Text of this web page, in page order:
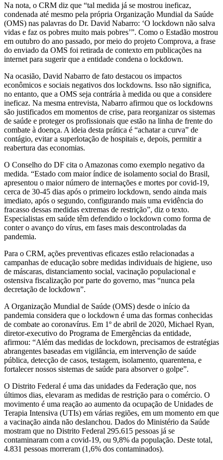
Na nota, o CRM diz que “tal medida já se mostrou ineficaz,
condenada até mesmo pela própria Organização Mundial da Saúde
(OMS) nas palavras do Dr. David Nabarro: ‘O lockdown não salva
vidas e faz os pobres muito mais pobres’”. Como o Estadão mostrou
em outubro do ano passado, por meio do projeto Comprova, a frase
do enviado da OMS foi retirada de contexto em publicações na
internet para sugerir que a entidade condena o lockdown.
Na ocasião, David Nabarro de fato destacou os impactos
econômicos e sociais negativos dos lockdowns. Isso não significa,
no entanto, que a OMS seja contrária à medida ou que a considere
ineficaz. Na mesma entrevista, Nabarro afirmou que os lockdowns
são justificados em momentos de crise, para reorganizar os sistemas
de saúde e proteger os profissionais que estão na linha de frente do
combate à doença. A ideia desta prática é “achatar a curva” de
contágio, evitar a superlotação de hospitais e, depois, permitir a
reabertura das economias.
O Conselho do DF cita o Amazonas como exemplo negativo da
medida. “Estado com maior índice de isolamento social do Brasil,
apresentou o maior número de internações e mortes por covid-19,
cerca de 30-45 dias após o primeiro lockdown, sendo ainda mais
imediato, após o segundo, configurando mais uma evidência do
fracasso dessas medidas extremas de restrição”, diz o texto.
Especialistas em saúde têm defendido o lockdown como forma de
conter o avanço do vírus, em fases mais descontroladas da
pandemia.
Para o CRM, ações preventivas eficazes estão relacionadas a
campanhas de educação sobre medidas individuais de higiene, uso
de máscaras, distanciamento social, vacinação populacional e
ostensiva fiscalização por parte do governo, mas “nunca pela
decretação de lockdown”.
A Organização Mundial de Saúde (OMS) desde o início da
pandemia considera que o lockdown é uma das formas conhecidas
de combate ao coronavírus. Em 1º de abril de 2020, Michael Ryan,
diretor-executivo do Programa de Emergências da entidade,
afirmou: “Além das medidas de lockdown, precisamos de estratégias
abrangentes baseadas em vigilância, em intervenção de saúde
pública, detecção de casos, testagem, isolamento, quarentena, e
fortalecer nossos sistemas de saúde para absorver o golpe”.
O Distrito Federal é uma das unidades da Federação que, nos
últimos dias, elevaram as medidas de restrição para o comércio. O
movimento é uma reação ao aumento da ocupação de Unidades de
Terapia Intensiva (UTIs) em várias regiões, em um momento em que
a vacinação ainda não deslanchou. Dados do Ministério da Saúde
mostram que no Distrito Federal 295.615 pessoas já se
contaminaram com a covid-19, ou 9,8% da população. Deste total,
4.831 pessoas morreram (1,6% dos contaminados).